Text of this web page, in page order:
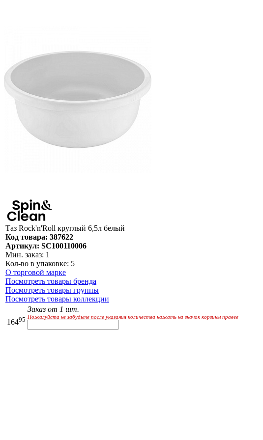
Таз Rock'n'Roll круглый 6,5л белый
Код товара: 387622
Артикул: SC100110006
Мин. заказ: 1
Кол-во в упаковке: 5
О торговой марке
Посмотреть товары бренда
Посмотреть товары группы
Посмотреть товары коллекции
16495
Заказ от 1 шт.
Пожалуйста не забудьте после указания количества нажать на значок корзины правее